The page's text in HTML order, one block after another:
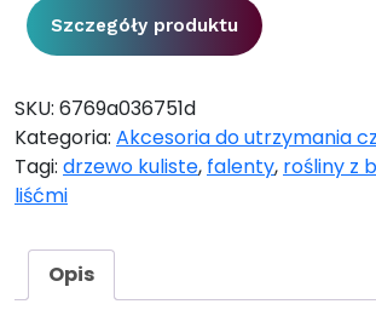
Szczegóły produktu
SKU: 6769a036751d
Kategoria: Akcesoria do utrzymania
Tagi: drzewo kuliste, falenty, rośliny z
liśćmi
Opis